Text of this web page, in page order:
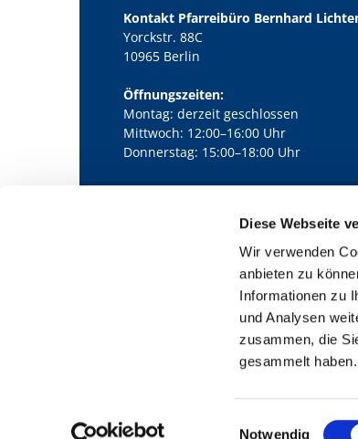
Diese Webseite
Wir verwenden
anbieten zu
Informationen zu
und Analysen
zusammen, die
gesammelt haben.
Notwendig
Kontakt Pfarreibüro Bernhard
Yorckstr. 88C
10965 Berlin
Öffnungszeiten:
Montag: derzeit geschlossen
Mittwoch: 12:00–16:00 Uhr
Donnerstag: 15:00–18:00 Uhr
Kath. Kirchengemeinde